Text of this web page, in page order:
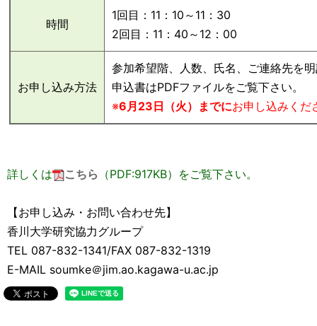
時間
1回目：11：10～11：30
2回目：11：40～12：00
お申し込み方法
参加希望階、人数、氏名、ご連絡先を
申込書はPDFファイルをご覧下さい。
※6月23日（火）までにお申し込みくだ
詳しくは こちら （PDF:917KB）をご覧下さい。
【お申し込み・お問い合わせ先】
香川大学研究協力グループ
TEL 087-832-1341/FAX 087-832-1319
E-MAIL soumke＠jim.ao.kagawa-u.ac.jp